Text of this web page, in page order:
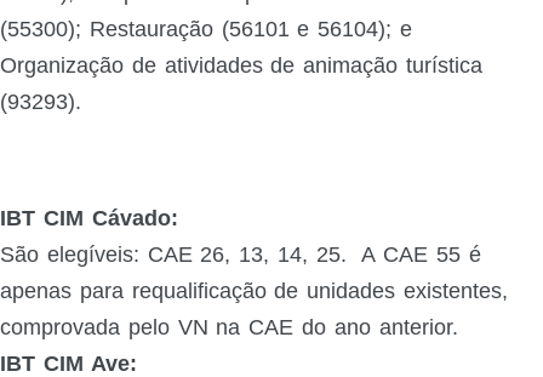
(55300); Restauração (56101 e 56104); e
Organização de atividades de animação turística
(93293).
IBT CIM Cávado:
São elegíveis: CAE 26, 13, 14, 25. A CAE 55 é
apenas para requalificação de unidades existentes,
comprovada pelo VN na CAE do ano anterior.
IBT CIM Ave: